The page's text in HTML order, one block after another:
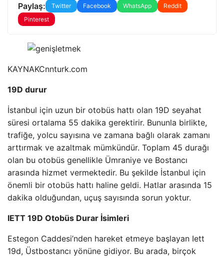
Paylaş: Twitter Facebook WhatsApp
Reddit
Pinterest
KAYNAKCnnturk.com
19D durur
İstanbul için uzun bir otobüs hattı olan 19D seyahat
süresi ortalama 55 dakika gerektirir. Bununla birlikte,
trafiğe, yolcu sayısına ve zamana bağlı olarak zamanı
arttırmak ve azaltmak mümkündür. Toplam 45 durağı
olan bu otobüs genellikle Ümraniye ve Bostancı
arasında hizmet vermektedir. Bu şekilde İstanbul için
önemli bir otobüs hattı haline geldi. Hatlar arasında 15
dakika olduğundan, uçuş sayısında sorun yoktur.
IETT 19D Otobüs Durar İsimleri
Estegon Caddesi’nden hareket etmeye başlayan Iett
19d, Üstbostancı yönüne gidiyor. Bu arada, birçok